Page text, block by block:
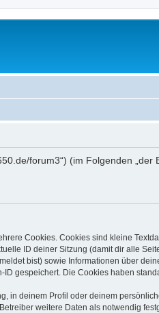
forum3“) (im Folgenden
Cookies. Cookies sind kleine
ID deiner Sitzung (damit dir alle
bist) sowie Informationen über
gespeichert. Die Cookies haben
in deinem Profil oder deinem
weitere Daten als notwendig